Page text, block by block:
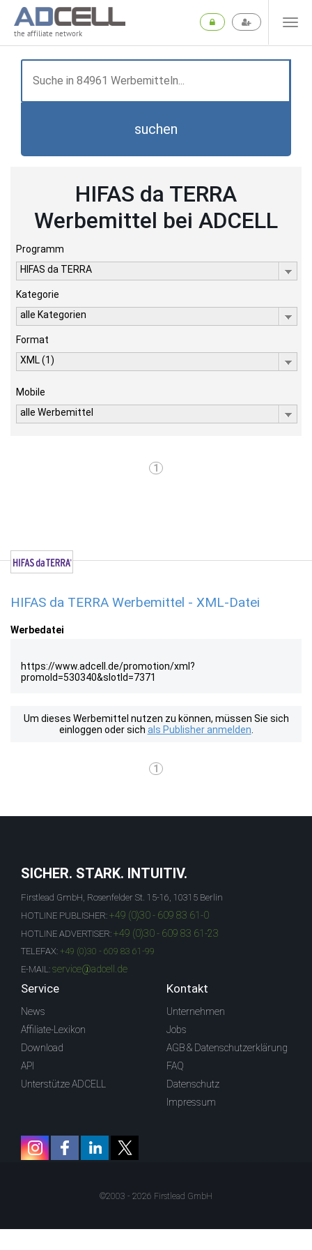
the affiliate network
suchen
HIFAS da TERRA
Werbemittel bei ADCELL
Programm
HIFAS da TERRA
Kategorie
alle Kategorien
Format
XML (1)
Mobile
alle Werbemittel
1
HIFAS da TERRA Werbemittel - XML-Datei
Werbedatei
https://www.adcell.de/promotion/xml?
promoId=530340&slotId=7371
Um dieses Werbemittel nutzen zu können, müssen Sie sich
einloggen oder sich als Publisher anmelden
1
SICHER. STARK. INTUITIV.
Firstlead GmbH, Rosenfelder St. 15-16, 10315 Berlin
HOTLINE PUBLISHER: +49 (0)30 - 609 83 61-0
HOTLINE ADVERTISER: +49 (0)30 - 609 83 61-23
TELEFAX: +49 (0)30 - 609 83 61-99
E-MAIL: service@adcell.de
Service
News
Affiliate-Lexikon
Download
API
Unterstütze ADCELL
Kontakt
Unternehmen
Jobs
AGB & Datenschutzerklärung
FAQ
Datenschutz
Impressum
©2003 - 2026 Firstlead GmbH